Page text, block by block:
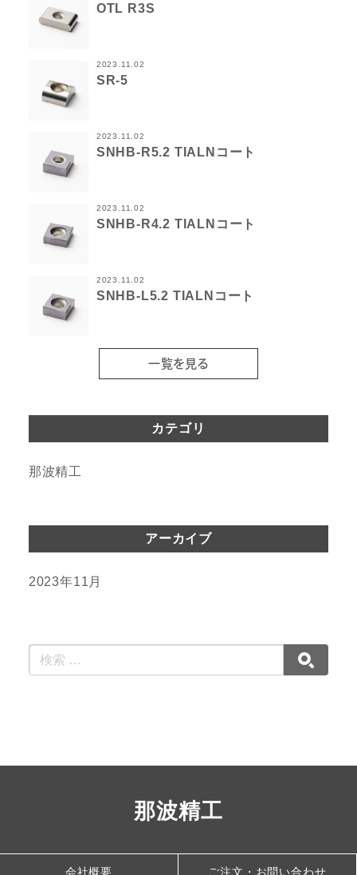
OTL R3S
2023.11.02
SR-5
2023.11.02
SNHB-R5.2 TIALNコート
2023.11.02
SNHB-R4.2 TIALNコート
2023.11.02
SNHB-L5.2 TIALNコート
一覧を見る
カテゴリ
那波精工
アーカイブ
2023年11月
那波精工
会社概要 ご注文・お問い合わせ